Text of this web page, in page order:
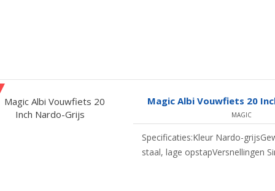
Magic Albi Vouwfiets 20
MAGIC
Specificaties:Kleur Nardo-
staal, lage opstapVersnellingen